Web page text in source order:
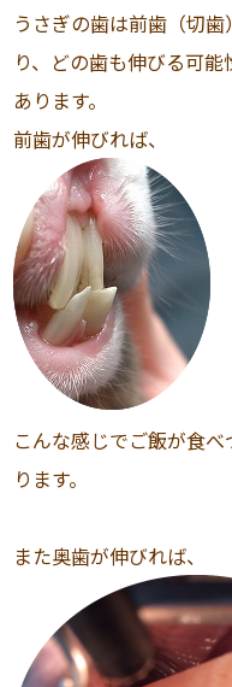
うさぎの歯は前歯（切
り、どの歯も伸びる可能
あります。
前歯が伸びれば、
こんな感じでご飯が食
ります。
また奥歯が伸びれば、